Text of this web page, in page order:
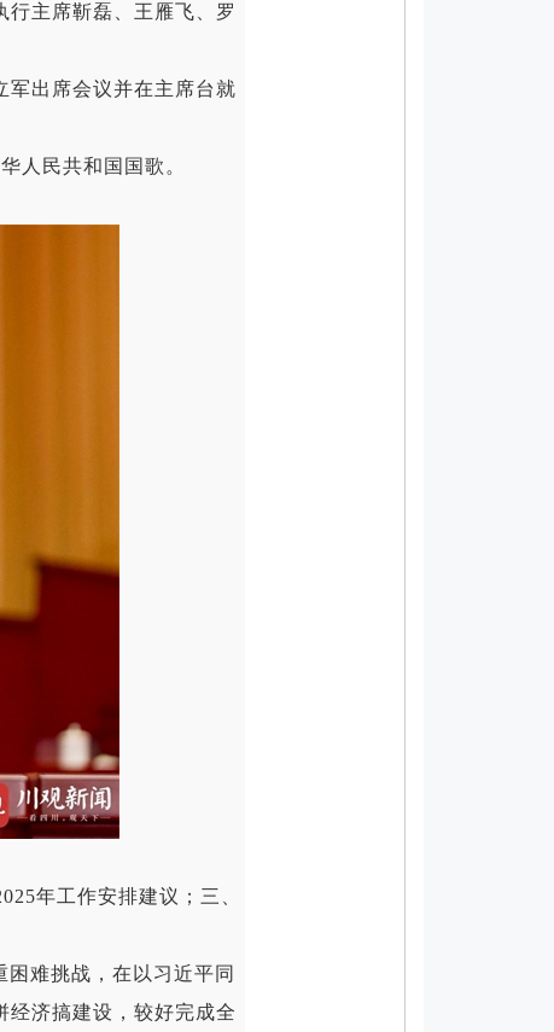
主席靳磊、王雁飞、罗
出席会议并在主席台就
人民共和国国歌。
年工作安排建议；三、
难挑战，在以习近平同
经济搞建设，较好完成全